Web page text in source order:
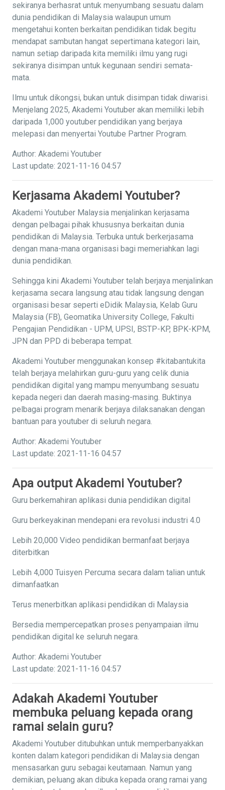
sekiranya berhasrat untuk menyumbang sesuatu dalam
dunia pendidikan di Malaysia walaupun umum
mengetahui konten berkaitan pendidikan tidak begitu
mendapat sambutan hangat sepertimana kategori lain,
namun setiap daripada kita memiliki ilmu yang rugi
sekiranya disimpan untuk kegunaan sendiri semata-
mata.
Ilmu untuk dikongsi, bukan untuk disimpan tidak diwarisi.
Menjelang 2025, Akademi Youtuber akan memiliki lebih
daripada 1,000 youtuber pendidikan yang berjaya
melepasi dan menyertai Youtube Partner Program.
Author: Akademi Youtuber
Last update: 2021-11-16 04:57
Kerjasama Akademi Youtuber?
Akademi Youtuber Malaysia menjalinkan kerjasama
dengan pelbagai pihak khususnya berkaitan dunia
pendidikan di Malaysia. Terbuka untuk berkerjasama
dengan mana-mana organisasi bagi memeriahkan lagi
dunia pendidikan.
Sehingga kini Akademi Youtuber telah berjaya menjalinkan
kerjasama secara langsung atau tidak langsung dengan
organisasi besar seperti eDidik Malaysia, Kelab Guru
Malaysia (FB), Geomatika University College, Fakulti
Pengajian Pendidikan - UPM, UPSI, BSTP-KP, BPK-KPM,
JPN dan PPD di beberapa tempat.
Akademi Youtuber menggunakan konsep #kitabantukita
telah berjaya melahirkan guru-guru yang celik dunia
pendidikan digital yang mampu menyumbang sesuatu
kepada negeri dan daerah masing-masing. Buktinya
pelbagai program menarik berjaya dilaksanakan dengan
bantuan para youtuber di seluruh negara.
Author: Akademi Youtuber
Last update: 2021-11-16 04:57
Apa output Akademi Youtuber?
Guru berkemahiran aplikasi dunia pendidikan digital
Guru berkeyakinan mendepani era revolusi industri 4.0
Lebih 20,000 Video pendidikan bermanfaat berjaya
diterbitkan
Lebih 4,000 Tuisyen Percuma secara dalam talian untuk
dimanfaatkan
Terus menerbitkan aplikasi pendidikan di Malaysia
Bersedia mempercepatkan proses penyampaian ilmu
pendidikan digital ke seluruh negara.
Author: Akademi Youtuber
Last update: 2021-11-16 04:57
Adakah Akademi Youtuber
membuka peluang kepada orang
ramai selain guru?
Akademi Youtuber ditubuhkan untuk memperbanyakkan
konten dalam kategori pendidikan di Malaysia dengan
mensasarkan guru sebagai keutamaan. Namun yang
demikian, peluang akan dibuka kepada orang ramai yang